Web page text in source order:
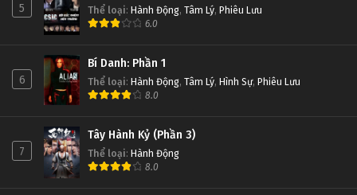
5 Thể loại: Hành Động, Tâm Lý, Phiêu Lưu
6.0
6
Bí Danh: Phần 1
Thể loại: Hành Động, Tâm Lý, Hình Sự, Phiêu Lưu
8.0
7
Tây Hành Kỷ (Phần 3)
Thể loại: Hành Động
8.0